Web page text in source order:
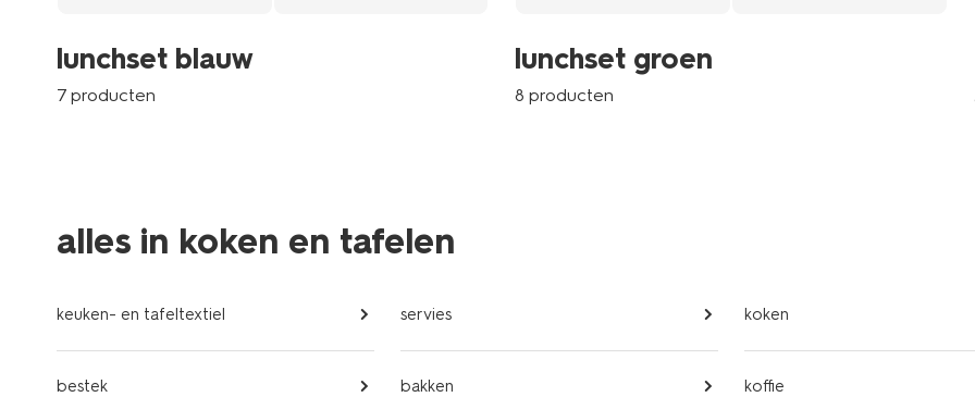
lunchset blauw
7 producten
lunchset groen
8 producten
alles in koken en tafelen
keuken- en tafeltextiel servies koken
bestek bakken koffie